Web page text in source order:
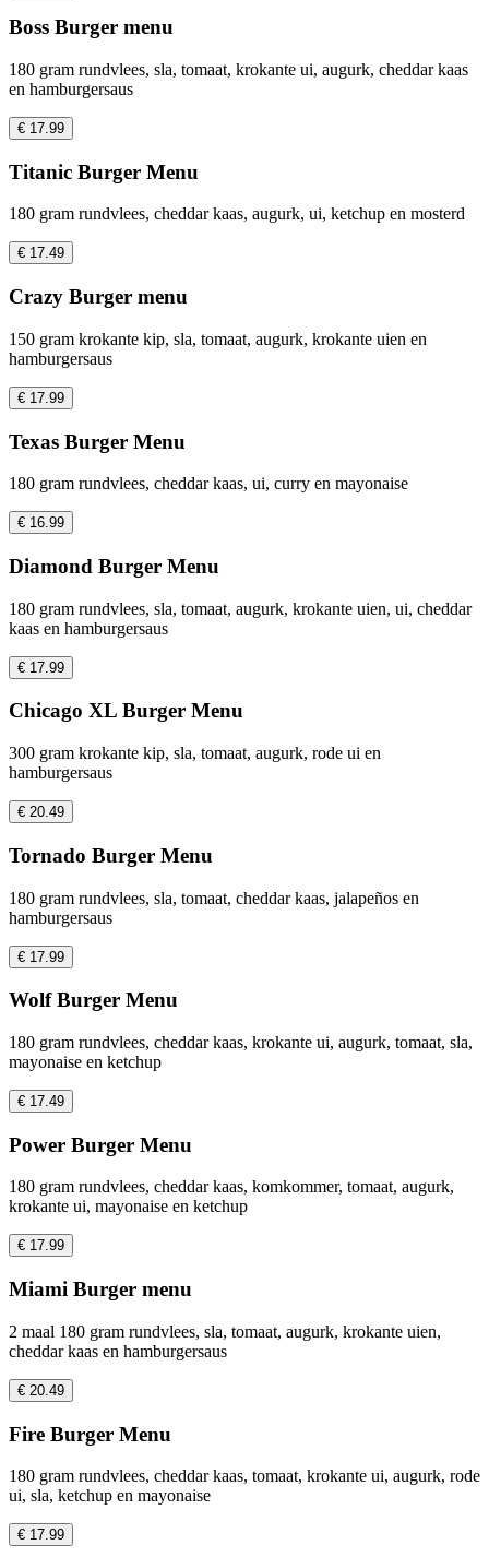
Boss Burger menu
180 gram rundvlees, sla, tomaat, krokante ui, augurk, cheddar kaas
en hamburgersaus
€ 17.99
Titanic Burger Menu
180 gram rundvlees, cheddar kaas, augurk, ui, ketchup en mosterd
€ 17.49
Crazy Burger menu
150 gram krokante kip, sla, tomaat, augurk, krokante uien en
hamburgersaus
€ 17.99
Texas Burger Menu
180 gram rundvlees, cheddar kaas, ui, curry en mayonaise
€ 16.99
Diamond Burger Menu
180 gram rundvlees, sla, tomaat, augurk, krokante uien, ui, cheddar
kaas en hamburgersaus
€ 17.99
Chicago XL Burger Menu
300 gram krokante kip, sla, tomaat, augurk, rode ui en
hamburgersaus
€ 20.49
Tornado Burger Menu
180 gram rundvlees, sla, tomaat, cheddar kaas, jalapeños en
hamburgersaus
€ 17.99
Wolf Burger Menu
180 gram rundvlees, cheddar kaas, krokante ui, augurk, tomaat, sla,
mayonaise en ketchup
€ 17.49
Power Burger Menu
180 gram rundvlees, cheddar kaas, komkommer, tomaat, augurk,
krokante ui, mayonaise en ketchup
€ 17.99
Miami Burger menu
2 maal 180 gram rundvlees, sla, tomaat, augurk, krokante uien,
cheddar kaas en hamburgersaus
€ 20.49
Fire Burger Menu
180 gram rundvlees, cheddar kaas, tomaat, krokante ui, augurk, rode
ui, sla, ketchup en mayonaise
€ 17.99